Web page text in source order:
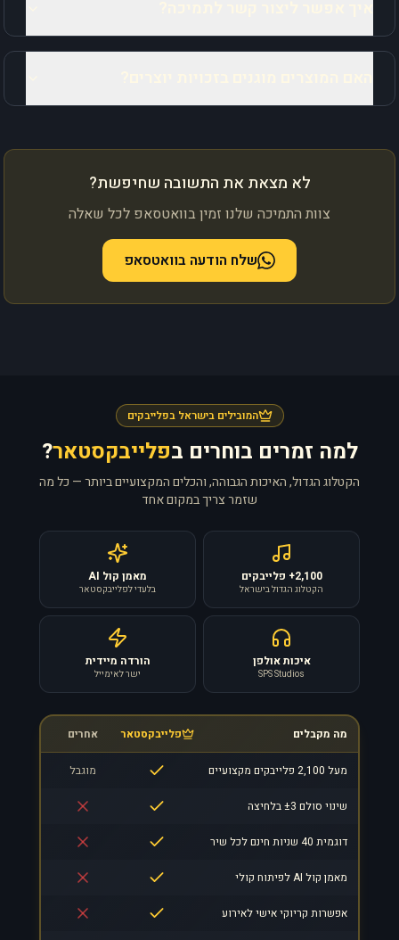
לא מצאת את התשובה שחיפשת?
צוות התמיכה שלנו זמין בוואטסאפ לכל שאלה
שלח הודעה בוואטסאפ
המובילים בישראל בפלייבקים
למה זמרים בוחרים בפלייבקסטאר?
הקטלוג הגדול, האיכות הגבוהה, והכלים המקצועיים ביותר — כל מה
שזמר צריך במקום אחד
2,100+ פלייבקים
הקטלוג הגדול בישראל
מאמן קול AI
בלעדי לפלייבקסטאר
איכות אולפן
SPS Studios
הורדה מיידית
ישר לאימייל
מה מקבלים פלייבקסטאר אחרים
מעל 2,100 פלייבקים מקצועיים מוגבל
שינוי סולם ±3 בלחיצה
דוגמית 40 שניות חינם לכל שיר
מאמן קול AI לפיתוח קולי
אפשרות קריוקי אישי לאירוע